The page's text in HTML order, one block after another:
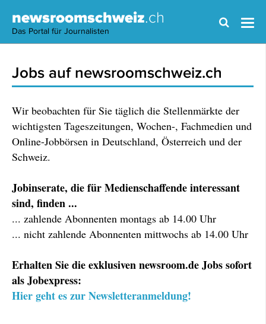
newsroomschweiz.ch
Das Portal für Journalisten
Jobs auf newsroomschweiz.ch
Wir beobachten für Sie täglich die Stellenmärkte der
wichtigsten Tageszeitungen, Wochen-, Fachmedien und
Online-Jobbörsen in Deutschland, Österreich und der
Schweiz.
Jobinserate, die für Medienschaffende interessant
sind, finden ...
... zahlende Abonnenten montags ab 14.00 Uhr
... nicht zahlende Abonnenten mittwochs ab 14.00 Uhr
Erhalten Sie die exklusiven newsroom.de Jobs sofort
als Jobexpress:
Hier geht es zur Newsletteranmeldung!